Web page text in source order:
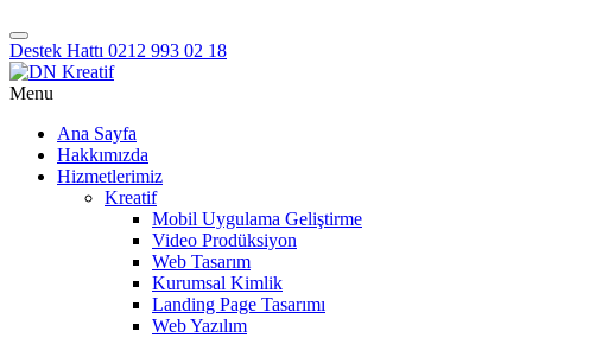
Destek Hattı 0212 993 02 18
Menu
Ana Sayfa
Hakkımızda
Hizmetlerimiz
Kreatif
Mobil Uygulama Geliştirme
Video Prodüksiyon
Web Tasarım
Kurumsal Kimlik
Landing Page Tasarımı
Web Yazılım